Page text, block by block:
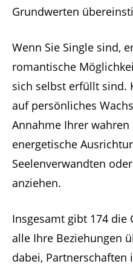
Grundwerten
Wenn Sie Single sind,
romantische
sich selbst erfüllt sind.
auf persönliches
Annahme Ihrer wahren
energetische
Seelenverwandten
anziehen.
Insgesamt gibt 174 die
alle Ihre Beziehungen
dabei,